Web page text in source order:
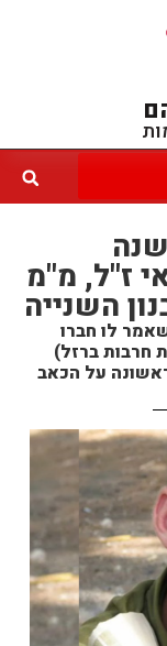
געגוע של אח שכול: 20 שנה
ז"ל, מ"מ
לו חברו
חרבות ברזל)
על הכאב